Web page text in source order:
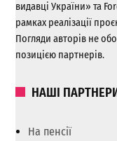
видавці України» та
рамках реалізації
Погляди авторів не
позицією партнерів.
НАШІ
На пенсії